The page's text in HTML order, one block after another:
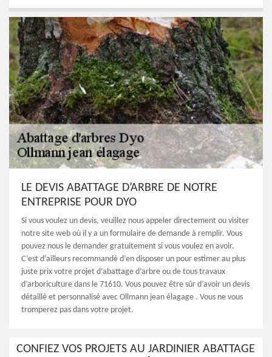
LE DEVIS ABATTAGE D’ARBRE DE NOTRE
ENTREPRISE POUR DYO
Si vous voulez un devis, veuillez nous appeler directement ou visiter
notre site web où il y a un formulaire de demande à remplir. Vous
pouvez nous le demander gratuitement si vous voulez en avoir.
C’est d’ailleurs recommandé d’en disposer un pour estimer au plus
juste prix votre projet d’abattage d’arbre ou de tous travaux
d’arboriculture dans le 71610. Vous pouvez être sûr d’avoir un devis
détaillé et personnalisé avec Ollmann jean élagage . Vous ne vous
tromperez pas dans votre projet.
CONFIEZ VOS PROJETS AU JARDINIER ABATTAGE